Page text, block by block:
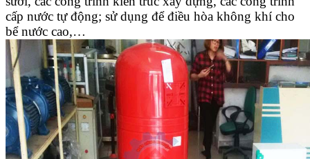
cấp nước tự động; sử dụng để điều hòa không khí cho
bể nước cao,…